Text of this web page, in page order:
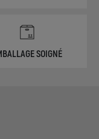
SOIGNÉ